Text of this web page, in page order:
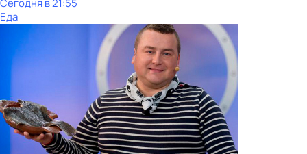
Сегодня в 21:55
Еда